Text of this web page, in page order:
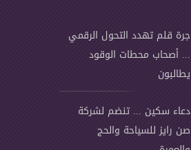
جرة قلم تهدد التحول الرقمي
... أصحاب محطات الوقود
يطالبون
دعاء سكين ... تنضم لشركة
صن رايز للسياحة والحج